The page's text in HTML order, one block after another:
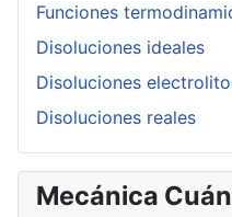
Funciones
Disoluciones ideales
Disoluciones
Disoluciones reales
Mecánica